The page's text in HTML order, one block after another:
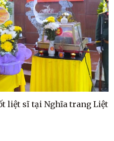
liệt sĩ tại Nghĩa trang Liệt